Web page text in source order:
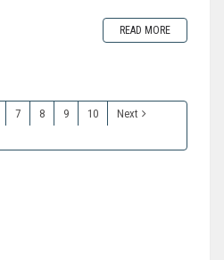
READ MORE
7 8 9 10
Next